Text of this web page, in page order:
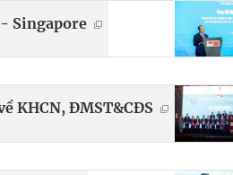
Singapore
KHCN, ĐMST&CĐS